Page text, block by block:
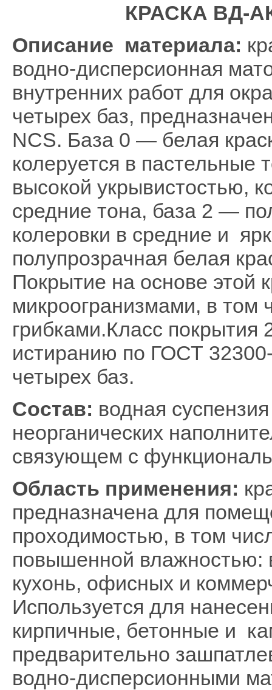
КРАСКА ВД-
Описание материала:
водно-дисперсионная
внутренних работ для
четырех баз,
NCS. База 0 — белая
колеруется в пастельные
высокой укрывистостью,
средние тона, база 2 —
колеровки в средние и
полупрозрачная белая
Покрытие на основе этой
микроогранизмами, в том
грибками.Класс покрытия
истиранию по ГОСТ
четырех баз.
Состав: водная
неорганических
связующем с
Область применения:
предназначена для
проходимостью, в том
повышенной влажностью:
кухонь, офисных и
Используется для
кирпичные, бетонные и
предварительно
водно-дисперсионными